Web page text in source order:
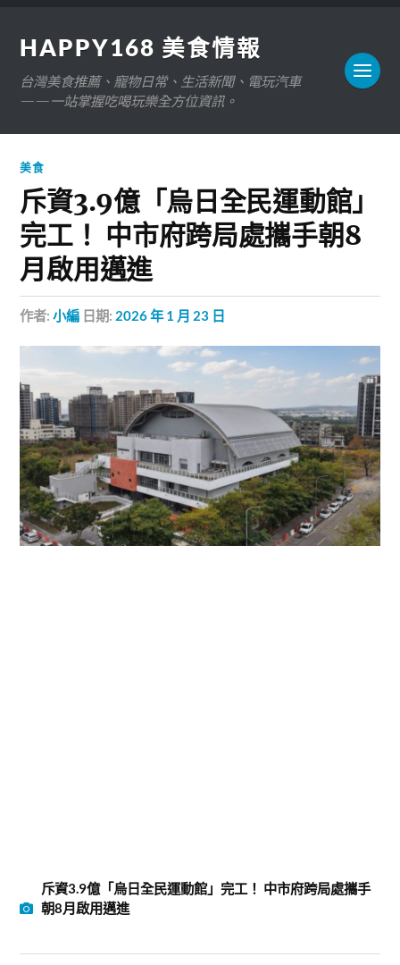
HAPPY168 美食情報
台灣美食推薦、寵物日常、生活新聞、電玩汽車
——一站掌握吃喝玩樂全方位資訊。
美食
斥資3.9億「烏日全民運動館」
完工！ 中市府跨局處攜手朝8
月啟用邁進
作者:小編 日期: 2026 年 1 月 23 日
斥資3.9億「烏日全民運動館」完工！ 中市府跨局處攜手
朝8月啟用邁進